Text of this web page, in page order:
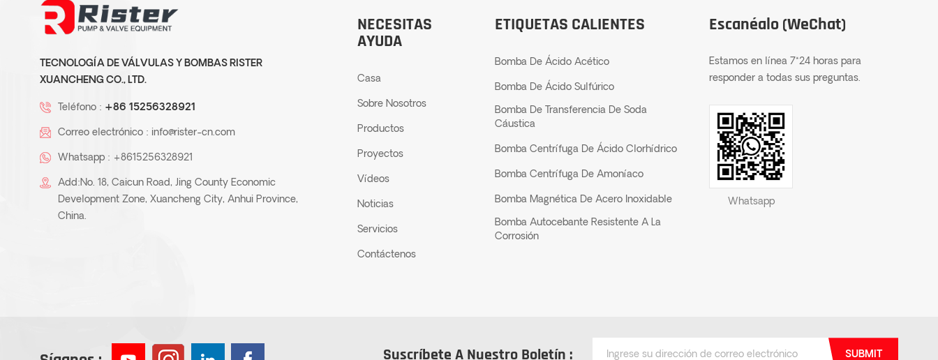
TECNOLOGÍA DE VÁLVULAS Y BOMBAS RISTER
XUANCHENG CO., LTD.
Teléfono : +86 15256328921
Correo electrónico : info@rister-cn.com
Whatsapp : +8615256328921
Add:No. 18, Caicun Road, Jing County Economic
Development Zone, Xuancheng City, Anhui Province,
China.
NECESITAS
AYUDA
Casa
Sobre Nosotros
Productos
Proyectos
Vídeos
Noticias
Servicios
Contáctenos
ETIQUETAS CALIENTES
Bomba De Ácido Acético
Bomba De Ácido Sulfúrico
Bomba De Transferencia De Soda
Cáustica
Bomba Centrífuga De Ácido Clorhídrico
Bomba Centrífuga De Amoníaco
Bomba Magnética De Acero Inoxidable
Bomba Autocebante Resistente A La
Corrosión
Escanéalo (WeChat)
Estamos en línea 7*24 horas para
responder a todas sus preguntas.
Whatsapp
Suscríbete A Nuestro Boletín : SUBMIT